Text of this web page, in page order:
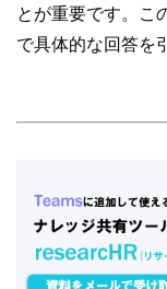
とが重要です。こ
で具体的な回答を